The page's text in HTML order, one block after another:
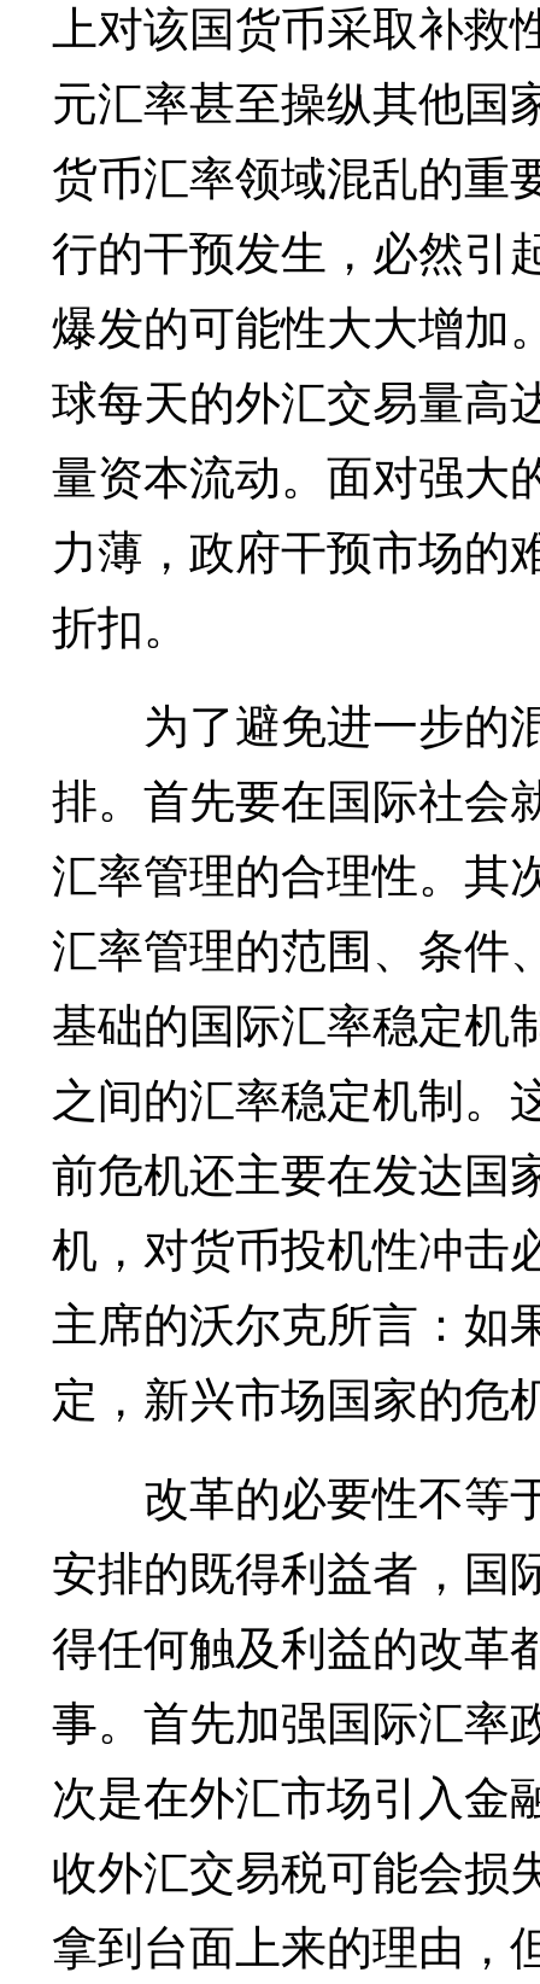
上对该国货币采取补救
元汇率甚至操纵其他国
货币汇率领域混乱的重
行的干预发生，必然引
爆发的可能性大大增加
球每天的外汇交易量高
量资本流动。面对强大
力薄，政府干预市场的
折扣。
为了避免进一步的
排。首先要在国际社会
汇率管理的合理性。其
汇率管理的范围、条件
基础的国际汇率稳定机
之间的汇率稳定机制。
前危机还主要在发达国
机，对货币投机性冲击
主席的沃尔克所言：如
定，新兴市场国家的危
改革的必要性不等
安排的既得利益者，国
得任何触及利益的改革
事。首先加强国际汇率
次是在外汇市场引入金
收外汇交易税可能会损
拿到台面上来的理由，